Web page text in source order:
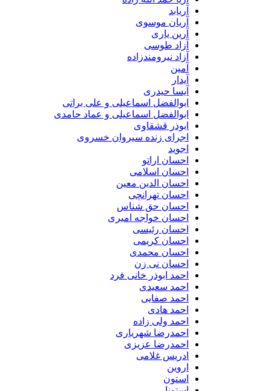
آریابد
آریان موسوی
آرین یاری
آزاد طوسی
آزاد نیرومندزاده
آمین
آیدار
آیسا حیدری
ابوالفضل اسماعیلی و علی براتی
ابوالفضل اسماعیلی و عماد حامدی
ابوذر قشقاوی
اجرای زنده سیروان خسروی
اجوید
احسان اراتو
احسان اسلامی
احسان الدین معین
احسان تهرانچی
احسان حق شناس
احسان خواجه امیری
احسان رئیسی
احسان کریمی
احسان محمدی
احسان نی زن
احمد ابوذر خانی فرد
احمد سعیدی
احمد صفایی
احمد هادی
احمد ولی زاده
احمدرضا شهریاری
احمدرضا عزیزی
ادریس غلامی
اروین
استون